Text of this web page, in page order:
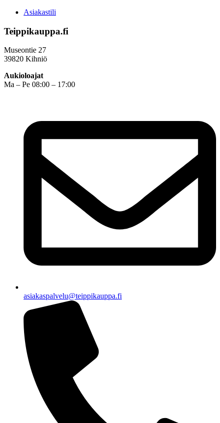
Asiakastili
Teippikauppa.fi
Museontie 27
39820 Kihniö
Aukioloajat
Ma – Pe 08:00 – 17:00
asiakaspalvelu@teippikauppa.fi